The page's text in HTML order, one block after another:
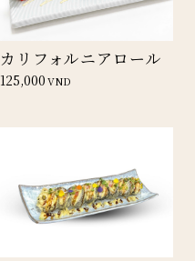
カリフォルニアロール
125,000VND